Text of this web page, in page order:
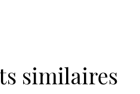
similaires